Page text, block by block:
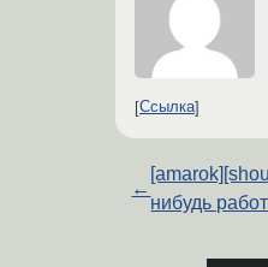
Ссылка
←
нибудь